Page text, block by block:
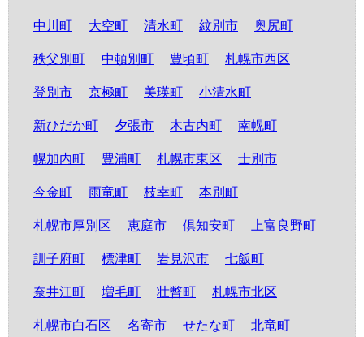
中川町 大空町 清水町 紋別市 奥尻町
秩父別町 中頓別町 豊頃町 札幌市西区
登別市 京極町 美瑛町 小清水町
新ひだか町 夕張市 木古内町 南幌町
幌加内町 豊浦町 札幌市東区 士別市
今金町 雨竜町 枝幸町 本別町
札幌市厚別区 恵庭市 倶知安町 上富良野町
訓子府町 標津町 岩見沢市 七飯町
奈井江町 増毛町 壮瞥町 札幌市北区
札幌市白石区 名寄市 せたな町 北竜町